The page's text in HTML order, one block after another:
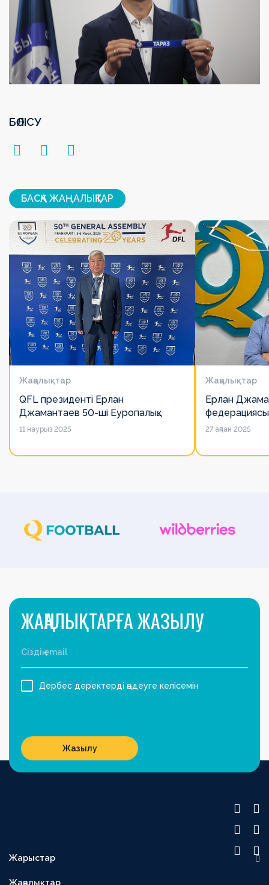
БӨЛІСУ
БАСҚА ЖАҢАЛЫҚТАР
Жаңалықтар
QFL президенті Ерлан
Джамантаев 50-ші Еуропалық
лигалар Бас ассамблеясына
11 наурыз 2025
Жаңалықтар
Ерлан
есімін
27 ақпан 2025
Жарыстар
Жаңалықтар
ЖАҢАЛЫҚТАРҒА ЖАЗЫЛУ
Дербес деректерді өңдеуге келісемін
Жазылу